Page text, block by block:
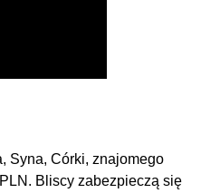
Syna, Córki, znajomego
Bliscy zabezpieczą się